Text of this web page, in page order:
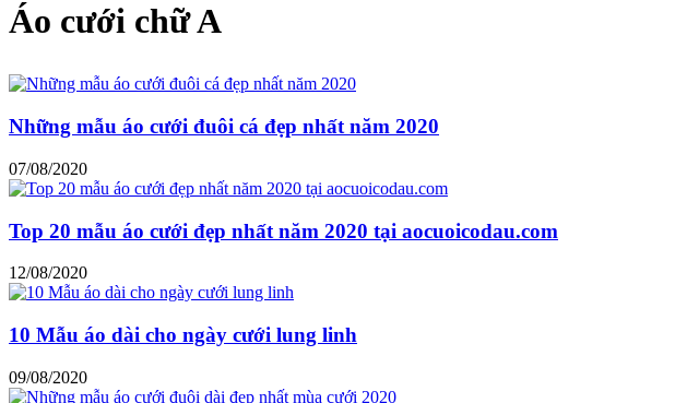
Áo cưới chữ A
Những mẫu áo cưới đuôi cá đẹp nhất năm 2020
07/08/2020
Top 20 mẫu áo cưới đẹp nhất năm 2020 tại aocuoicodau.com
12/08/2020
10 Mẫu áo dài cho ngày cưới lung linh
09/08/2020